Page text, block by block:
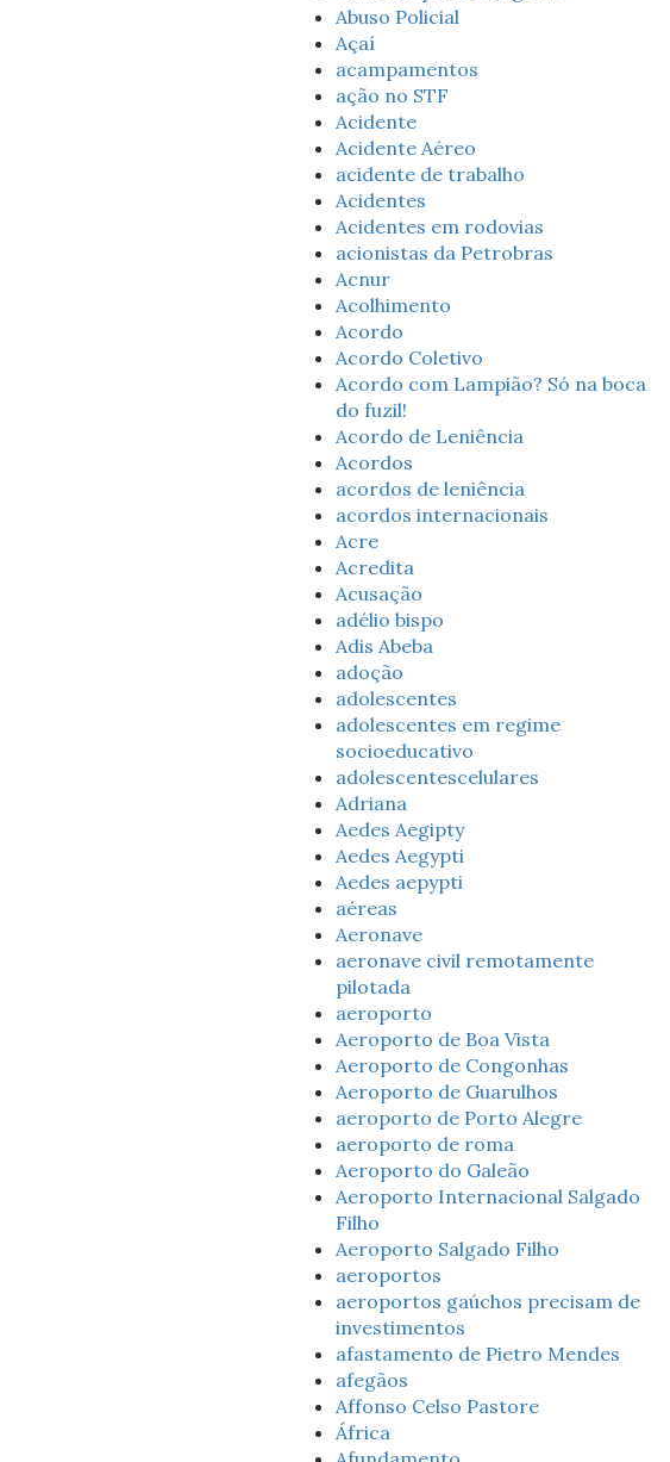
Abuso Policial
Açaí
acampamentos
ação no STF
Acidente
Acidente Aéreo
acidente de trabalho
Acidentes
Acidentes em rodovias
acionistas da Petrobras
Acnur
Acolhimento
Acordo
Acordo Coletivo
Acordo com Lampião? Só na boca
do fuzil!
Acordo de Leniência
Acordos
acordos de leniência
acordos internacionais
Acre
Acredita
Acusação
adélio bispo
Adis Abeba
adoção
adolescentes
adolescentes em regime
socioeducativo
adolescentescelulares
Adriana
Aedes Aegipty
Aedes Aegypti
Aedes aepypti
aéreas
Aeronave
aeronave civil remotamente
pilotada
aeroporto
Aeroporto de Boa Vista
Aeroporto de Congonhas
Aeroporto de Guarulhos
aeroporto de Porto Alegre
aeroporto de roma
Aeroporto do Galeão
Aeroporto Internacional Salgado
Filho
Aeroporto Salgado Filho
aeroportos
aeroportos gaúchos precisam de
investimentos
afastamento de Pietro Mendes
afegãos
Affonso Celso Pastore
África